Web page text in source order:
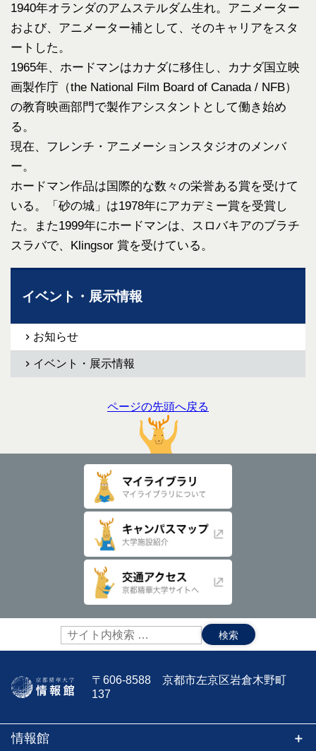
1940年オランダのアムステルダム生れ。アニメーター
および、アニメーター補として、そのキャリアをスタ
ートした。
1965年、ホードマンはカナダに移住し、カナダ国立映
画製作庁（the National Film Board of Canada / NFB）
の教育映画部門で製作アシスタントとして働き始め
る。
現在、フレンチ・アニメーションスタジオのメンバ
ー。
ホードマン作品は国際的な数々の栄誉ある賞を受けて
いる。「砂の城」は1978年にアカデミー賞を受賞し
た。また1999年にホードマンは、スロバキアのブラチ
スラバで、Klingsor 賞を受けている。
イベント・展示情報
お知らせ
イベント・展示情報
ページの先頭へ戻る
サ
イ
ト
検
索:
〒606-8588 京都市左京区岩倉木野町
137
情報館